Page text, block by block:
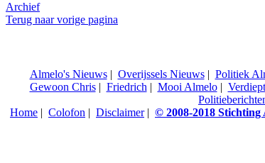
Archief
Terug naar vorige pagina
Almelo's Nieuws| Overijssels Nieuws| Politiek
Gewoon Chris| Friedrich| Mooi Almelo|
Home | Colofon | Disclaimer| © 2008-2018 Stichting